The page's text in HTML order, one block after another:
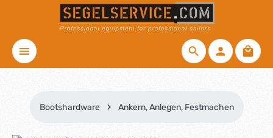
Zum Hauptinhalt springen
Bootshardware Ankern, Anlegen, Festmachen